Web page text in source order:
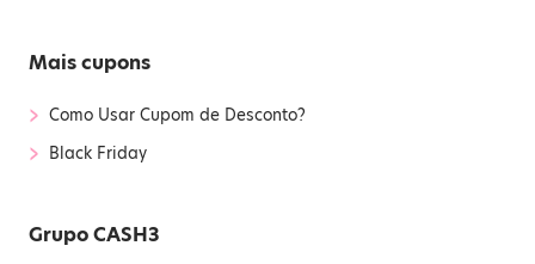
Mais cupons
› Como Usar Cupom de Desconto?
› Black Friday
Grupo CASH3